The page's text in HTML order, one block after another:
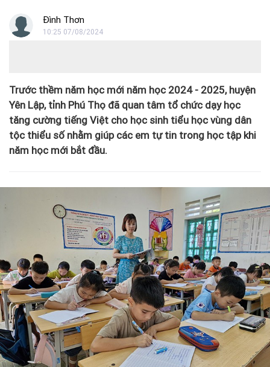
Đình Thơn
10:25 07/08/2024
Trước thềm năm học mới năm học 2024 - 2025, huyện
Yên Lập, tỉnh Phú Thọ đã quan tâm tổ chức dạy học
tăng cường tiếng Việt cho học sinh tiểu học vùng dân
tộc thiểu số nhằm giúp các em tự tin trong học tập khi
năm học mới bắt đầu.